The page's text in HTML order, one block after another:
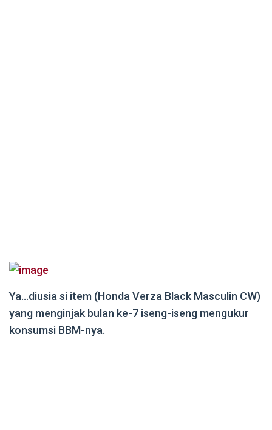
Ya…diusia si item (Honda Verza Black Masculin CW)
yang menginjak bulan ke-7 iseng-iseng mengukur
konsumsi BBM-nya.